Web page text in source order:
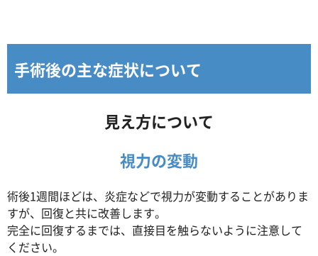
手術後の主な症状について
見え方について
視力の変動
術後1週間ほどは、炎症などで視力が変動することがありま
すが、回復と共に改善します。
完全に回復するまでは、直接目を触らないように注意して
ください。